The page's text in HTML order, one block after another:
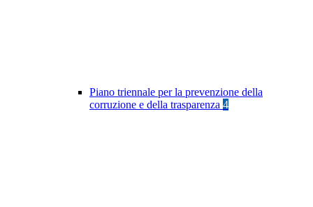
Piano triennale per la prevenzione della
corruzione e della trasparenza 4